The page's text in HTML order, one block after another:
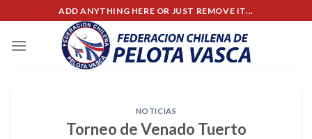
to
content
ADD ANYTHING HERE OR JUST REMOVE IT...
NOTICIAS
Torneo de Venado Tuerto